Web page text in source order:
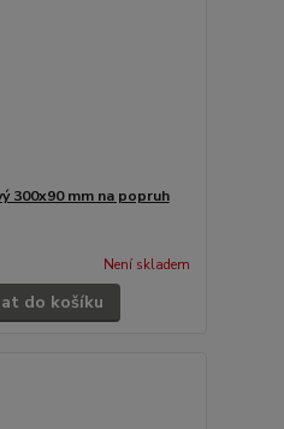
300x90 mm na popruh
Není skladem
do košíku